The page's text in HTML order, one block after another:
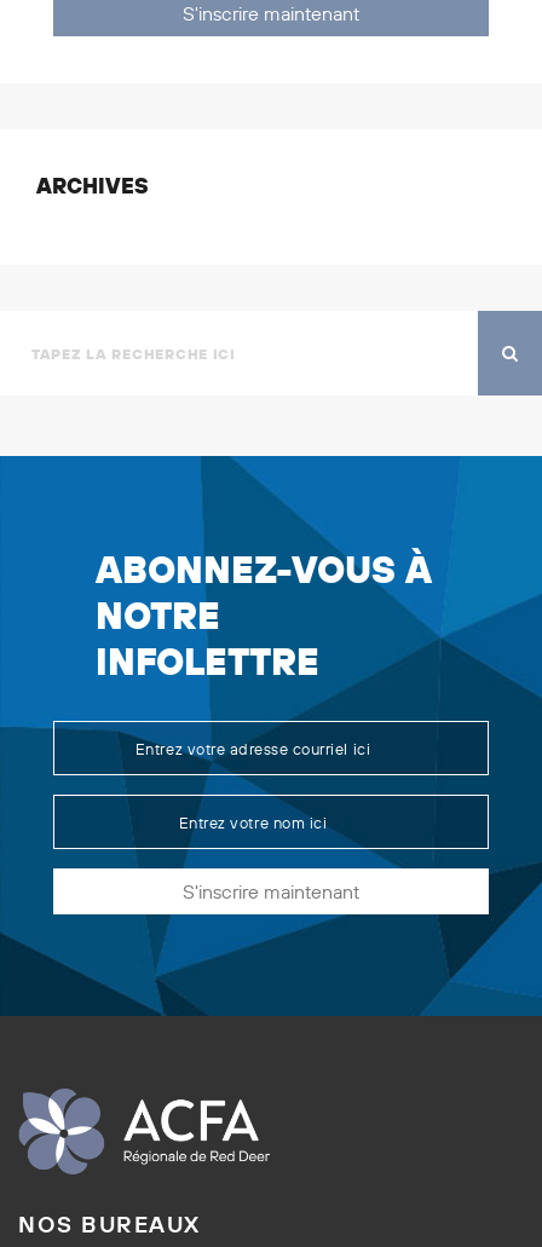
S'inscrire maintenant
ARCHIVES
ABONNEZ-VOUS À
NOTRE
INFOLETTRE
S'inscrire maintenant
NOS BUREAUX